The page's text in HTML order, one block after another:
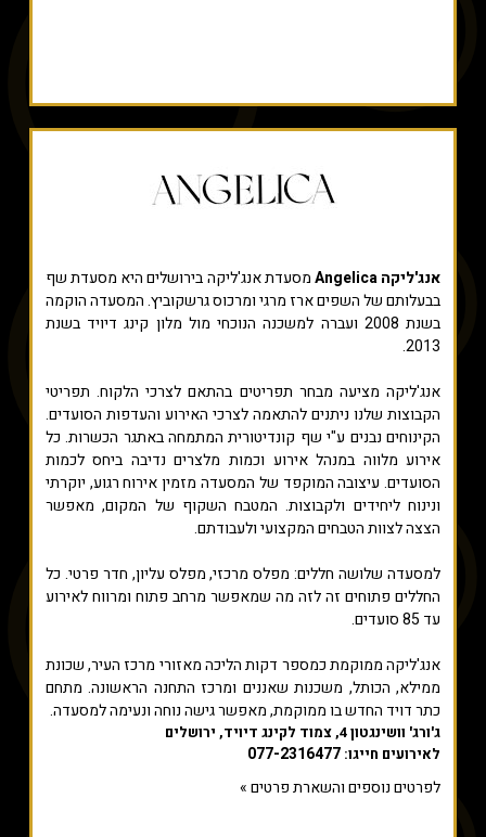
אנג'ליקה Angelica
מסעדת אנג'ליקה בירושלים היא מסעדת שף
בבעלותם של השפים ארז מרגי ומרכוס גרשקוביץ. המסעדה הוקמה
בשנת 2008 ועברה למשכנה הנוכחי מול מלון קינג דיויד בשנת
2013.
אנג'ליקה מציעה מבחר תפריטים בהתאם לצרכי הלקוח. תפריטי
הקבוצות שלנו ניתנים להתאמה לצרכי האירוע והעדפות הסועדים.
הקינוחים נבנים ע"י שף קונדיטורית המתמחה באתגר הכשרות. כל
אירוע מלווה במנהל אירוע וכמות מלצרים נדיבה ביחס לכמות
הסועדים. עיצובה המוקפד של המסעדה מזמין אירוח רגוע, יוקרתי
ונינוח ליחידים ולקבוצות. המטבח השקוף של המקום, מאפשר
הצצה לצוות הטבחים המקצועי ולעבודתם.
למסעדה שלושה חללים: מפלס מרכזי, מפלס עליון, חדר פרטי. כל
החללים פתוחים זה לזה מה שמאפשר מרחב פתוח ומרווח לאירוע
עד 85 סועדים.
אנג'ליקה ממוקמת כמספר דקות הליכה מאזורי מרכז העיר, שכונת
ממילא, הכותל, משכנות שאננים ומרכז התחנה הראשונה. מתחם
כתר דויד החדש בו ממוקמת, מאפשר גישה נוחה ונעימה למסעדה.
ג'ורג' וושינגטון 4, צמוד לקינג דיויד, ירושלים
לאירועים חייגו: 077-2316477
לפרטים נוספים והשארת פרטים »